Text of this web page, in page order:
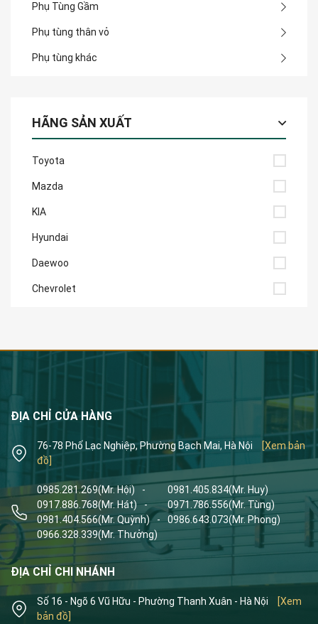
Phụ Tùng Gầm
Phụ tùng thân vỏ
Phụ tùng khác
HÃNG SẢN XUẤT
Toyota
Mazda
KIA
Hyundai
Daewoo
Chevrolet
ĐỊA CHỈ CỬA HÀNG
76-78 Phố Lạc Nghiệp, Phường Bạch Mai, Hà Nội
[Xem bản
đồ]
0985.281.269(Mr. Hội) - 0981.405.834(Mr. Huy)
0917.886.768(Mr. Hát) - 0971.786.556(Mr. Tùng)
0981.404.566(Mr. Quỳnh) - 0986.643.073(Mr. Phong)
0966.328.339(Mr. Thưởng)
ĐỊA CHỈ CHI NHÁNH
Số 16 - Ngõ 6 Vũ Hữu - Phường Thanh Xuân - Hà Nội
[Xem
bản đồ]